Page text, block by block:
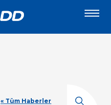
« Tüm Haberler